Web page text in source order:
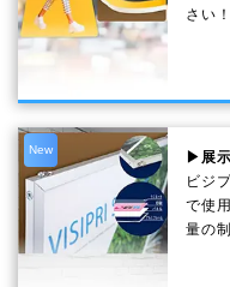
さい！
New
▶展
ビジ
で使
量の